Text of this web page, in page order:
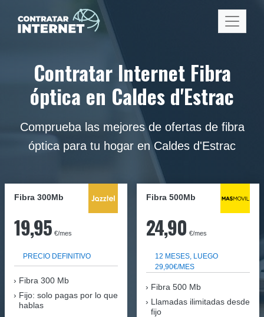
Contratar Internet Fibra
óptica en Caldes d'Estrac
Comprueba las mejores de ofertas de fibra
óptica para tu hogar en Caldes d'Estrac
Fibra 300Mb
19,95 €/mes
PRECIO DEFINITIVO
Fibra 300 Mb
Fijo: solo pagas por lo que
hablas
Fibra 500Mb
24,90 €/mes
12 MESES, LUEGO
29,90€/MES
Fibra 500 Mb
Llamadas ilimitadas desde
fijo